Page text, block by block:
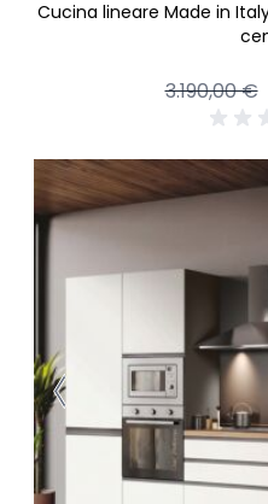
Cucina lineare Made in
3.190,00 €